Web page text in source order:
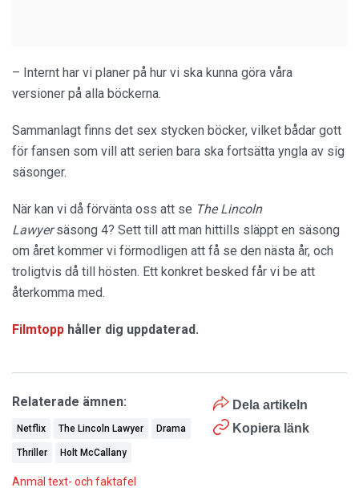
– Internt har vi planer på hur vi ska kunna göra våra
versioner på alla böckerna.
Sammanlagt finns det sex stycken böcker, vilket bådar gott
för fansen som vill att serien bara ska fortsätta yngla av sig
säsonger.
När kan vi då förvänta oss att se The Lincoln
Lawyersäsong 4? Sett till att man hittills släppt en säsong
om året kommer vi förmodligen att få se den nästa år, och
troligtvis då till hösten. Ett konkret besked får vi be att
återkomma med.
Filmtopp håller dig uppdaterad.
Dela artikeln
Kopiera länk
Relaterade ämnen:
Netflix The Lincoln Lawyer Drama
Thriller Holt McCallany
Anmäl text- och faktafel